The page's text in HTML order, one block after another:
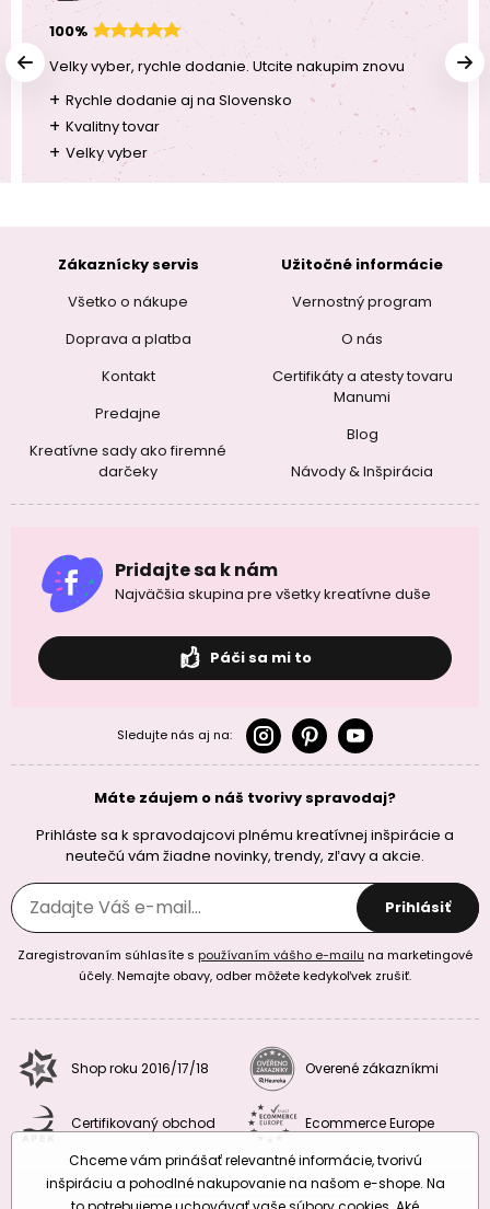
100%
Velky vyber, rychle dodanie. Utcite nakupim znovu
+ Rychle dodanie aj na Slovensko
+ Kvalitny tovar
+ Velky vyber
Zákaznícky servis
Všetko o nákupe
Doprava a platba
Kontakt
Predajne
Kreatívne sady ako firemné
darčeky
Užitočné informácie
Vernostný program
O nás
Certifikáty a atesty tovaru
Manumi
Blog
Návody & Inšpirácia
Pridajte sa k nám
Najväčšia skupina pre všetky kreatívne duše
Páči sa mi to
Sledujte nás aj na:
Máte záujem o náš tvorivy spravodaj?
Prihláste sa k spravodajcovi plnému kreatívnej inšpirácie a
neutečú vám žiadne novinky, trendy, zľavy a akcie.
Prihlásiť
Zaregistrovaním súhlasíte s používaním vášho e-mailu na marketingové
účely. Nemajte obavy, odber môžete kedykoľvek zrušiť.
Shop roku 2016/17/18 Overené zákazníkmi
Certifikovaný obchod Ecommerce Europe
Chceme vám prinášať relevantné informácie, tvorivú
inšpiráciu a pohodlné nakupovanie na našom e-shope. Na